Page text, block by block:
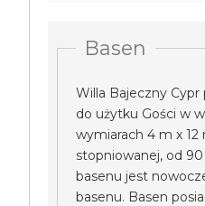
Basen
Willa Bajeczny
do użytku Gości w
wymiarach 4 m x 12
stopniowanej, od
basenu jest
basenu. Basen